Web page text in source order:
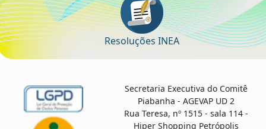
Resoluções INEA
Secretaria Executiva do Comitê
Piabanha - AGEVAP UD 2
Rua Teresa, nº 1515 - sala 114 -
Hiper Shopping Petrópolis